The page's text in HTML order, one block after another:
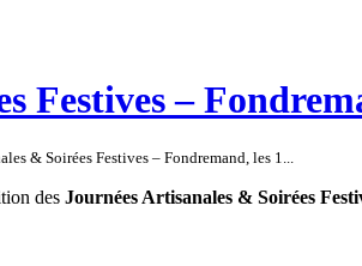
Festives –
& Soirées Festives – Fondremand, les 1...
des Journées Artisanales & Soirées